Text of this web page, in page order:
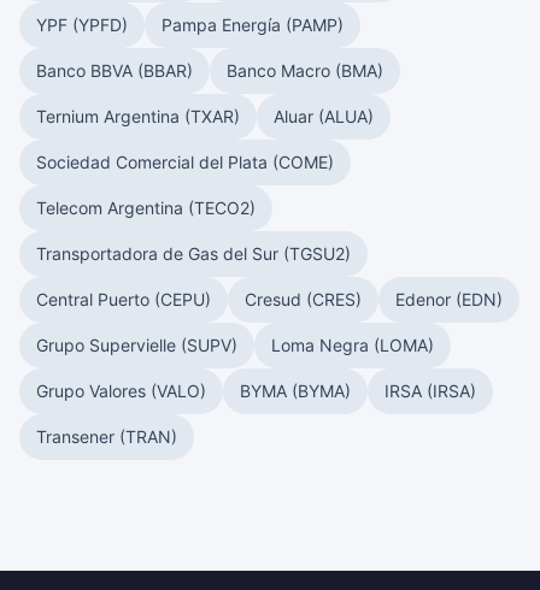
YPF (YPFD) Pampa Energía (PAMP)
Banco BBVA (BBAR) Banco Macro (BMA)
Ternium Argentina (TXAR) Aluar (ALUA)
Sociedad Comercial del Plata (COME)
Telecom Argentina (TECO2)
Transportadora de Gas del Sur (TGSU2)
Central Puerto (CEPU) Cresud (CRES) Edenor (EDN)
Grupo Supervielle (SUPV) Loma Negra (LOMA)
Grupo Valores (VALO) BYMA (BYMA) IRSA (IRSA)
Transener (TRAN)